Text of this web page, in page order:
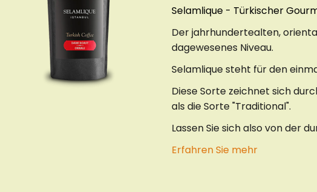
Selamlique - Türkischer
Der jahrhundertealten,
dagewesenes Niveau.
Selamlique steht für den
Diese Sorte zeichnet sich
als die Sorte "Traditional".
Lassen Sie sich also von der
Erfahren Sie mehr